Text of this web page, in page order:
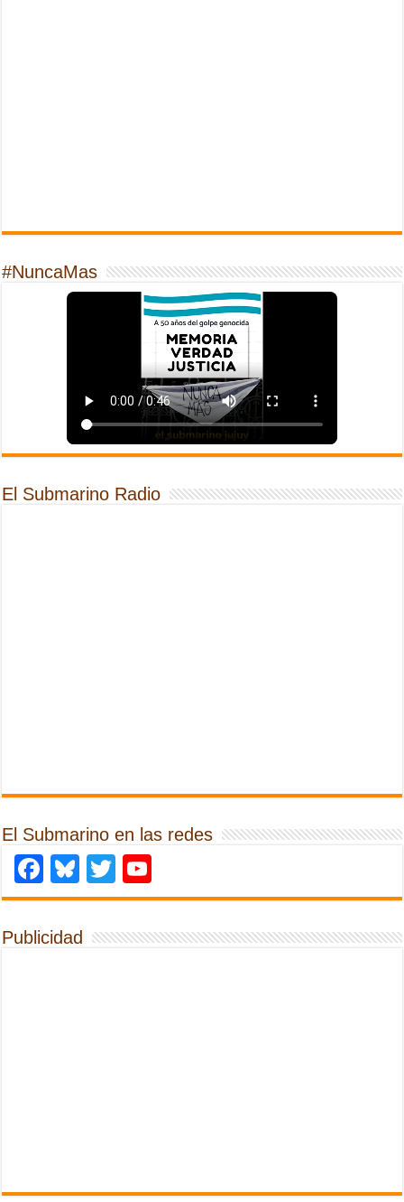
#NuncaMas
El Submarino Radio
El Submarino en las redes
Facebook
Bluesky
Twitter
Publicidad